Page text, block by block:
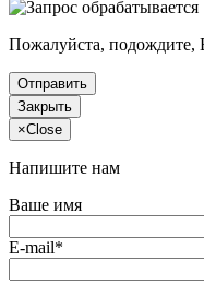
Пожалуйста, подождите,
Отправить
Закрыть
×Close
Напишите нам
Ваше имя
E-mail*